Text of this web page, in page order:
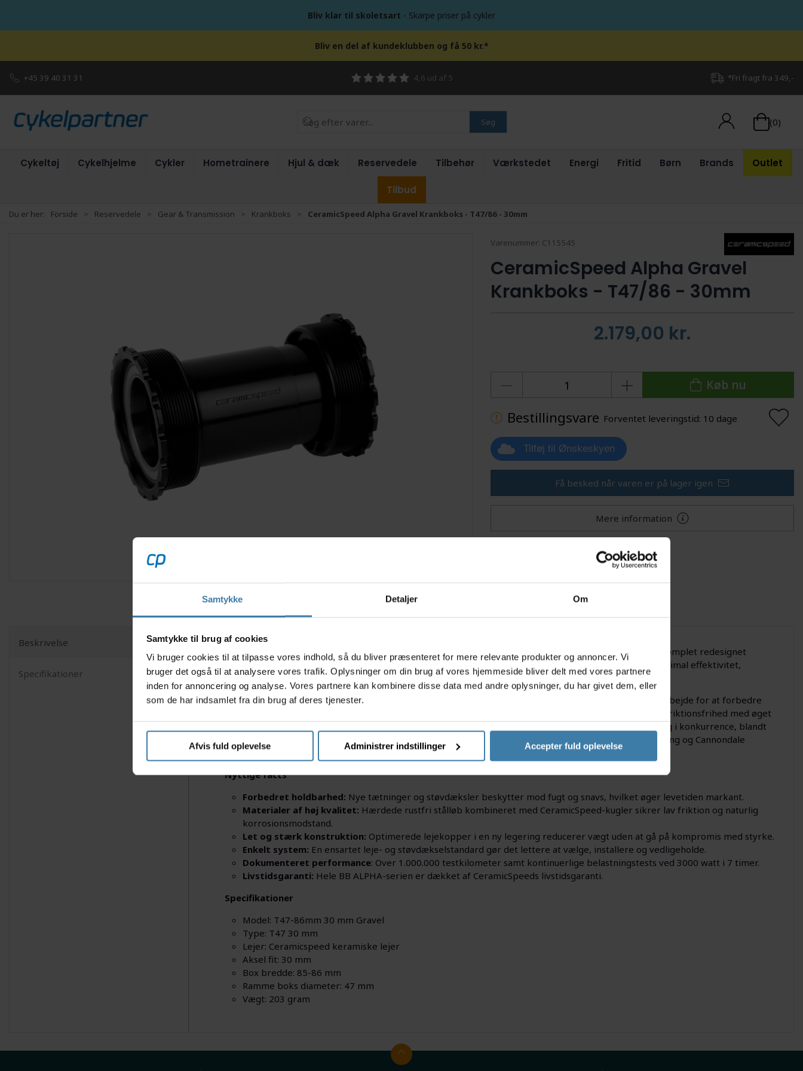
Samtykke Detaljer Om
Samtykke til brug af cookies
Vi bruger cookies til at tilpasse vores indhold, så du bliver præsenteret for mere relevante produkter og annoncer. Vi
bruger det også til at analysere vores trafik. Oplysninger om din brug af vores hjemmeside bliver delt med vores partnere
inden for annoncering og analyse. Vores partnere kan kombinere disse data med andre oplysninger, du har givet dem, eller
som de har indsamlet fra din brug af deres tjenester.
Afvis fuld oplevelse Administrer indstillinger Accepter fuld oplevelse
Bliv klar til skoletsart - Skarpe priser på cykler
Bliv en del af kundeklubben og få 50 kr.*
+45 39 40 31 31 4,6 ud af 5 *Fri fragt fra 349,-
Søg (0)
Cykeltøj Cykelhjelme Cykler Hometrainere Hjul & dæk Reservedele Tilbehør Værkstedet Energi Fritid Børn Brands Outlet
Tilbud
Du er her: Forside Reservedele Gear & Transmission Krankboks CeramicSpeed Alpha Gravel Krankboks - T47/86 - 30mm
Varenummer: C115545
CeramicSpeed Alpha Gravel
Krankboks - T47/86 - 30mm
2.179,00 kr.
Køb nu
Bestillingsvare Forventet leveringstid: 10 dage
Tilføj til Ønskeskyen
Få besked når varen er på lager igen
Mere information
Beskrivelse
Specifikationer
CeramicSpeed ALPHA repræsenterer en ny standard inden for krankbokse. Serien er resultatet af en komplet redesignet
konstruktion, hvor hver enkelt komponent er blevet analyseret og optimeret med ét mål for øje - maksimal effektivitet,
holdbarhed og brugervenlighed.
ALPHA er ikke udviklet som en løsning på et problem, men som et led i CeramicSpeeds kontinuerlige arbejde for at forbedre
præcision og performance. Resultatet er en krankboks, der kombinerer den velkendte CeramicSpeed-friktionsfrihed med øget
holdbarhed, forbedret tætning og en enklere installation. Serien er gennemtestet både i laboratoriet og i konkurrence, blandt
andet af landevejsholdet Soudal Quick-Step, gravelholdet PAS Racing, MTB-holdene Yeti-Fox Factory Racing og Cannondale
Factory Racing.
Nyttige facts
Forbedret holdbarhed: Nye tætninger og støvdæksler beskytter mod fugt og snavs, hvilket øger levetiden markant.
Materialer af høj kvalitet: Hærdede rustfri stålløb kombineret med CeramicSpeed-kugler sikrer lav friktion og naturlig
korrosionsmodstand.
Let og stærk konstruktion: Optimerede lejekopper i en ny legering reducerer vægt uden at gå på kompromis med styrke.
Enkelt system: En ensartet leje- og støvdækselstandard gør det lettere at vælge, installere og vedligeholde.
Dokumenteret performance: Over 1.000.000 testkilometer samt kontinuerlige belastningstests ved 3000 watt i 7 timer.
Livstidsgaranti: Hele BB ALPHA-serien er dækket af CeramicSpeeds livstidsgaranti.
Specifikationer
Model: T47-86mm 30 mm Gravel
Type: T47 30 mm
Lejer: Ceramicspeed keramiske lejer
Aksel fit: 30 mm
Box bredde: 85-86 mm
Ramme boks diameter: 47 mm
Vægt: 203 gram